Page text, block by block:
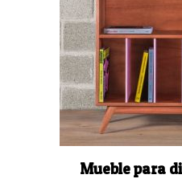
Mueble para